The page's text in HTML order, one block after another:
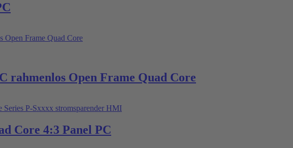
rahmenlos Open Frame Quad Core
Core 4:3 Panel PC